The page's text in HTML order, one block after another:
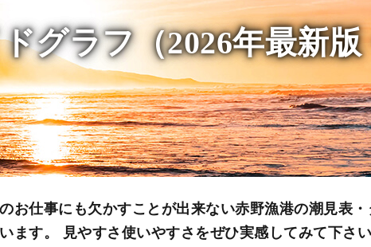
グラフ（2026年最新版
お仕事にも欠かすことが出来ない赤野漁港の潮見表・
ます。 見やすさ使いやすさをぜひ実感してみて下さ